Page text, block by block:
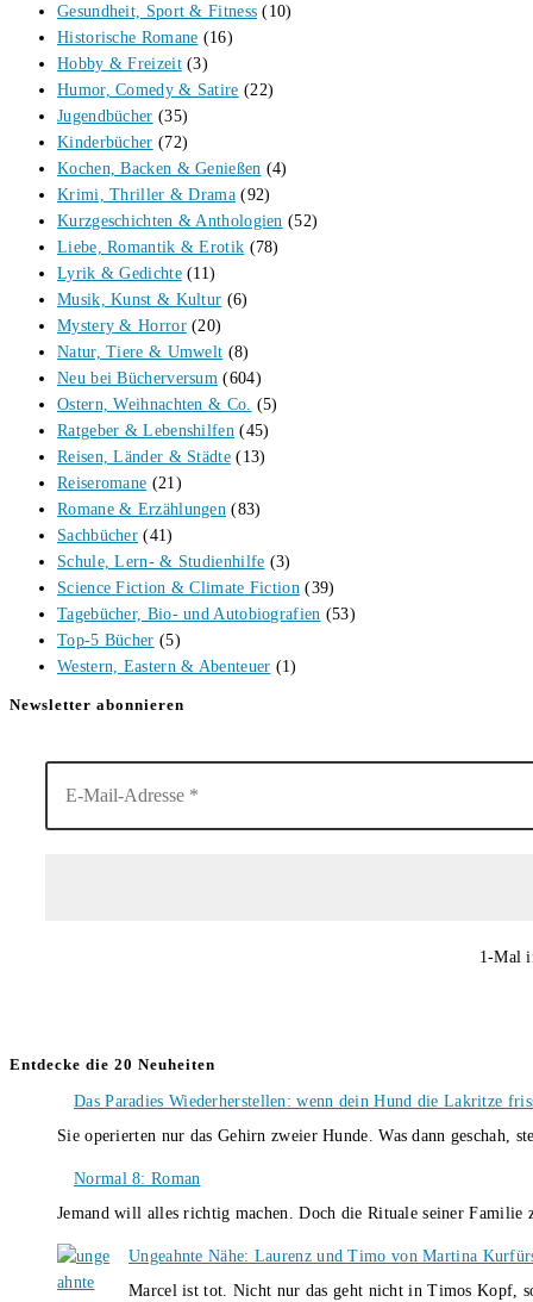
Gesundheit, Sport & Fitness (10)
Historische Romane (16)
Hobby & Freizeit (3)
Humor, Comedy & Satire (22)
Jugendbücher (35)
Kinderbücher (72)
Kochen, Backen & Genießen (4)
Krimi, Thriller & Drama (92)
Kurzgeschichten & Anthologien (52)
Liebe, Romantik & Erotik (78)
Lyrik & Gedichte (11)
Musik, Kunst & Kultur (6)
Mystery & Horror (20)
Natur, Tiere & Umwelt (8)
Neu bei Bücherversum (604)
Ostern, Weihnachten & Co. (5)
Ratgeber & Lebenshilfen (45)
Reisen, Länder & Städte (13)
Reiseromane (21)
Romane & Erzählungen (83)
Sachbücher (41)
Schule, Lern- & Studienhilfe (3)
Science Fiction & Climate Fiction (39)
Tagebücher, Bio- und Autobiografien (53)
Top-5 Bücher (5)
Western, Eastern & Abenteuer (1)
Newsletter abonnieren
1-Mal
Entdecke die 20 Neuheiten
Das Paradies Wiederherstellen: wenn dein Hund die Lakritze
Sie operierten nur das Gehirn zweier Hunde. Was dann
Normal 8: Roman
Jemand will alles richtig machen. Doch die Rituale seiner
Ungeahnte Nähe: Laurenz und Timo von Martina
Marcel ist tot. Nicht nur das geht nicht in Timos Kopf,